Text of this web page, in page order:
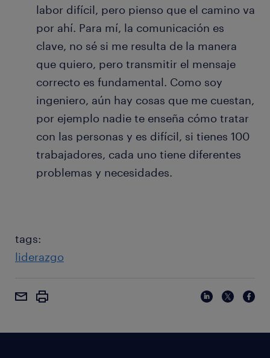
labor difícil, pero pienso que el camino va
por ahí. Para mí, la comunicación es
clave, no sé si me resulta de la manera
que quiero, pero transmitir el mensaje
correcto es fundamental. Como soy
ingeniero, aún hay cosas que me cuestan,
por ejemplo nadie te enseña cómo tratar
con las personas y es difícil, si tienes 100
trabajadores, cada uno tiene diferentes
problemas y necesidades.
tags:
liderazgo